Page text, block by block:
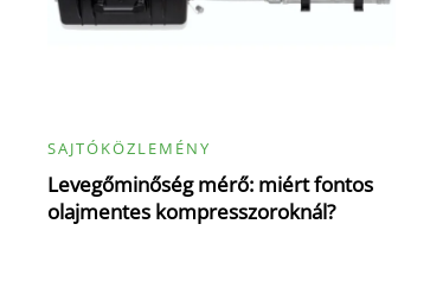
SAJTÓKÖZLEMÉNY
Levegőminőség mérő: miért fontos
olajmentes kompresszoroknál?